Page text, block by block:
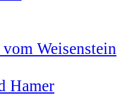
Weisenstein
Hamer